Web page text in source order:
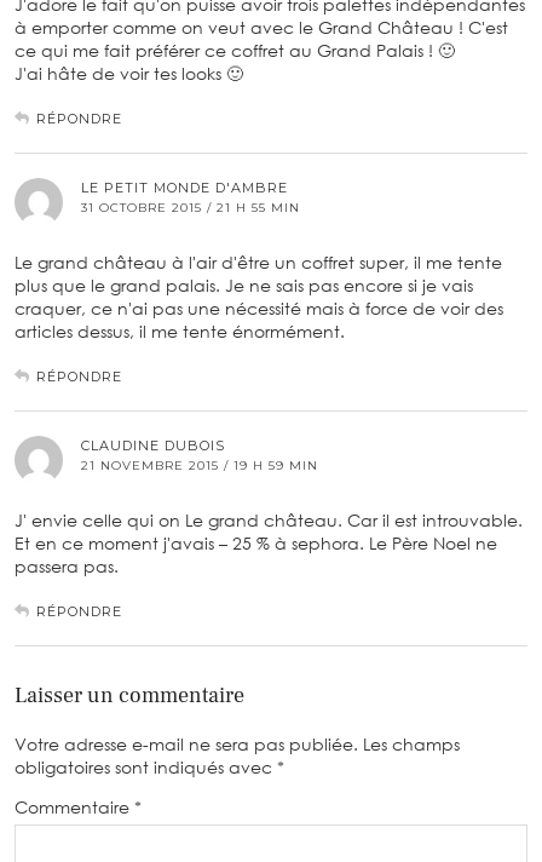
J'adore le fait qu'on puisse avoir trois palettes indépendantes
à emporter comme on veut avec le Grand Château ! C'est
ce qui me fait préférer ce coffret au Grand Palais ! 🙂
J'ai hâte de voir tes looks 🙂
RÉPONDRE
LE PETIT MONDE D'AMBRE
31 OCTOBRE 2015 / 21 H 55 MIN
Le grand château à l'air d'être un coffret super, il me tente
plus que le grand palais. Je ne sais pas encore si je vais
craquer, ce n'ai pas une nécessité mais à force de voir des
articles dessus, il me tente énormément.
RÉPONDRE
CLAUDINE DUBOIS
21 NOVEMBRE 2015 / 19 H 59 MIN
J' envie celle qui on Le grand château. Car il est introuvable.
Et en ce moment j'avais – 25 % à sephora. Le Père Noel ne
passera pas.
RÉPONDRE
Laisser un commentaire
Votre adresse e-mail ne sera pas publiée. Les champs
obligatoires sont indiqués avec *
Commentaire *